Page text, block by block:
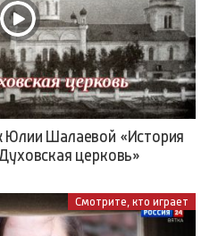
Юлии Шалаевой «История
церковь»
Смотрите, кто играет